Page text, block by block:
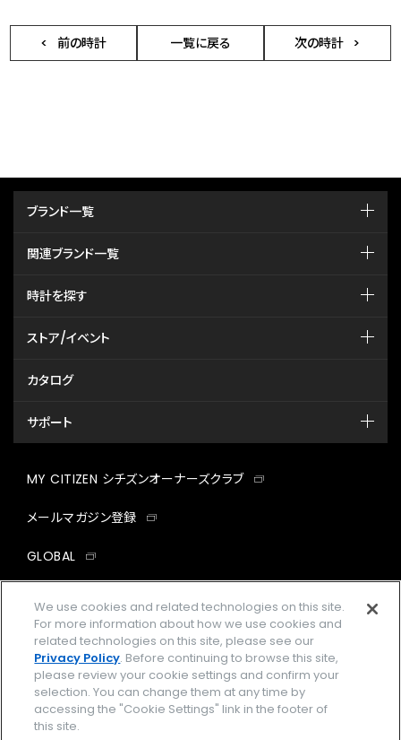
前の時計 一覧に戻る 次の時計
ブランド一覧
関連ブランド一覧
時計を探す
ストア/イベント
カタログ
サポート
MY CITIZEN シチズンオーナーズクラブ
メールマガジン登録
GLOBAL
facebookinstagramtwitter
企業情報 ご利用規約
プライバシーポリシー Cookies Settings
We use cookies and related technologies on this site.
For more information about how we use cookies and
related technologies on this site, please see our
Privacy Policy. Before continuing to browse this site,
please review your cookie settings and confirm your
selection. You can change them at any time by
accessing the "Cookie Settings" link in the footer of
this site.